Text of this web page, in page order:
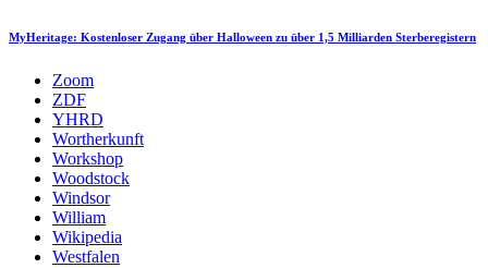
MyHeritage: Kostenloser Zugang über Halloween zu über 1,5 Milliarden Sterberegistern
Zoom
ZDF
YHRD
Wortherkunft
Workshop
Woodstock
Windsor
William
Wikipedia
Westfalen